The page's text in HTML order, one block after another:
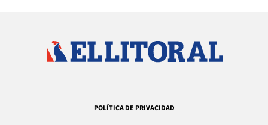
POLÍTICA DE PRIVACIDAD